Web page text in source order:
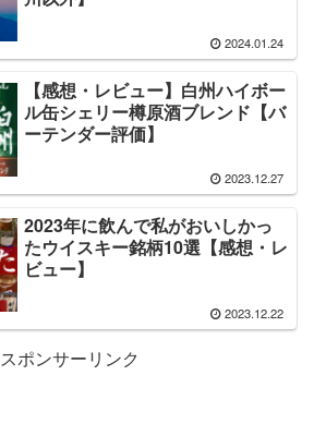
2024.01.24
【感想・レビュー】白州ハイボー
ル缶シェリー樽原酒ブレンド【バ
ーテンダー評価】
2023.12.27
2023年に飲んで私がおいしかっ
たウイスキー銘柄10選【感想・レ
ビュー】
2023.12.22
スポンサーリンク